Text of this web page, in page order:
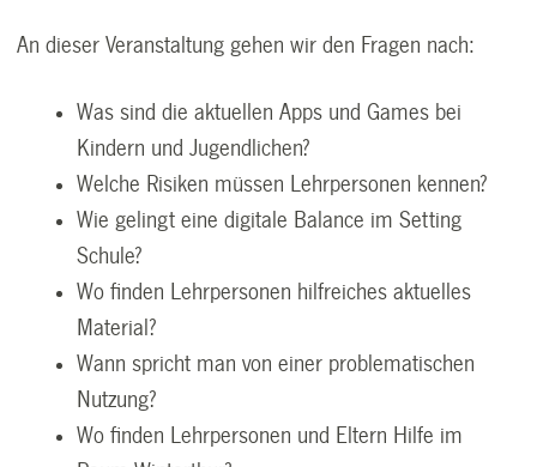
An dieser Veranstaltung gehen wir den Fragen nach:
Was sind die aktuellen Apps und Games bei
Kindern und Jugendlichen?
Welche Risiken müssen Lehrpersonen kennen?
Wie gelingt eine digitale Balance im Setting
Schule?
Wo finden Lehrpersonen hilfreiches aktuelles
Material?
Wann spricht man von einer problematischen
Nutzung?
Wo finden Lehrpersonen und Eltern Hilfe im